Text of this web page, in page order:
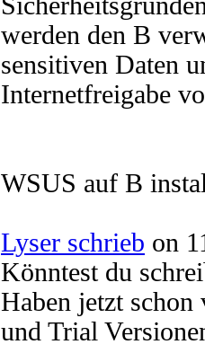
werden den B
sensitiven Daten
Internetfreigabe
WSUS auf B
Lyser schrieb on
Könntest du
Haben jetzt schon
und Trial